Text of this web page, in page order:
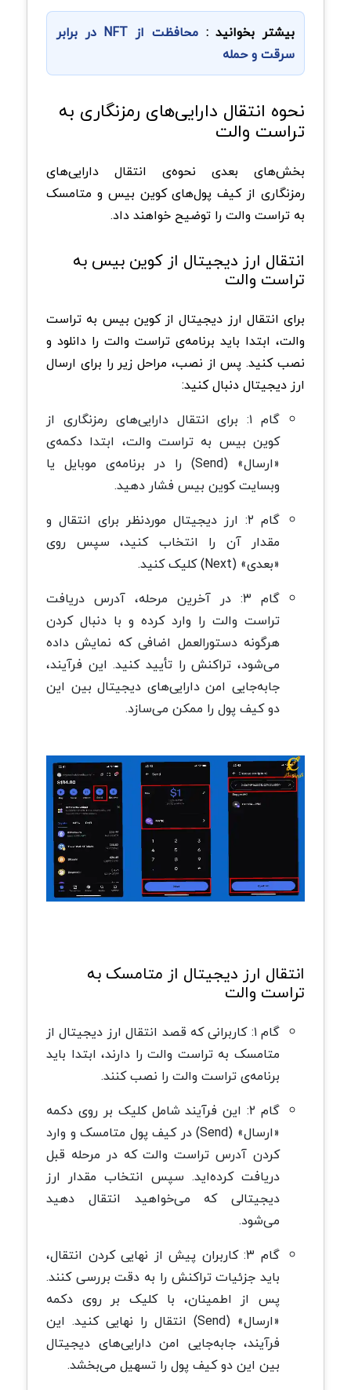
بیشتر بخوانید :
محافظت از NFT‌ در برابر
سرقت و حمله
نحوه انتقال دارایی‌های رمزنگاری به
تراست والت
بخش‌های بعدی نحوه‌ی انتقال دارایی‌های
رمزنگاری از کیف پول‌های کوین‌ بیس و متامسک
به تراست والت را توضیح خواهند داد.
انتقال ارز دیجیتال از کوین‌ بیس به
تراست والت
برای انتقال ارز دیجیتال از کوین‌ بیس به تراست
والت، ابتدا باید برنامه‌ی تراست والت را دانلود و
نصب کنید. پس از نصب، مراحل زیر را برای ارسال
ارز دیجیتال دنبال کنید:
گام ۱: برای انتقال دارایی‌های رمزنگاری از
کوین‌ بیس به تراست والت، ابتدا دکمه‌ی
«ارسال» (Send) را در برنامه‌ی موبایل یا
وبسایت کوین‌ بیس فشار دهید.
گام ۲: ارز دیجیتال موردنظر برای انتقال و
مقدار آن را انتخاب کنید، سپس روی
«بعدی» (Next) کلیک کنید.
گام ۳: در آخرین مرحله، آدرس دریافت
تراست والت را وارد کرده و با دنبال کردن
هرگونه دستورالعمل اضافی که نمایش داده
می‌شود، تراکنش را تأیید کنید. این فرآیند،
جابه‌جایی امن دارایی‌های دیجیتال بین این
دو کیف پول را ممکن می‌سازد.
انتقال ارز دیجیتال از متامسک به
تراست والت
گام ۱: کاربرانی که قصد انتقال ارز دیجیتال از
متامسک به تراست والت را دارند، ابتدا باید
برنامه‌ی تراست والت را نصب کنند.
گام ۲: این فرآیند شامل کلیک بر روی دکمه
«ارسال» (Send) در کیف پول متامسک و وارد
کردن آدرس تراست والت که در مرحله قبل
دریافت کرده‌اید. سپس انتخاب مقدار ارز
دیجیتالی که می‌خواهید انتقال دهید
می‌شود.
گام ۳: کاربران پیش از نهایی کردن انتقال،
باید جزئیات تراکنش را به دقت بررسی کنند.
پس از اطمینان، با کلیک بر روی دکمه
«ارسال» (Send) انتقال را نهایی کنید. این
فرآیند، جابه‌جایی امن دارایی‌های دیجیتال
بین این دو کیف پول را تسهیل می‌بخشد.